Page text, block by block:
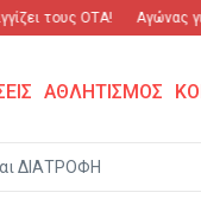
τους ΟΤΑ! Αγώνας για το
ΑΘΛΗΤΙΣΜΟΣ
ΔΙΑΤΡΟΦΗ